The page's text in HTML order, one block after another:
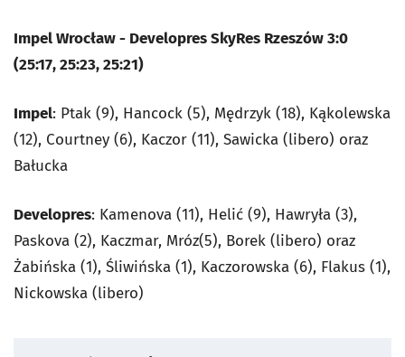
Impel Wrocław - Developres SkyRes Rzeszów 3:0
(25:17, 25:23, 25:21)
Impel: Ptak (9), Hancock (5), Mędrzyk (18), Kąkolewska
(12), Courtney (6), Kaczor (11), Sawicka (libero) oraz
Bałucka
Developres: Kamenova (11), Helić (9), Hawryła (3),
Paskova (2), Kaczmar, Mróz(5), Borek (libero) oraz
Żabińska (1), Śliwińska (1), Kaczorowska (6), Flakus (1),
Nickowska (libero)